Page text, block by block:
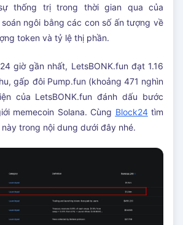
thống trị trong thời gian qua của
ngôi bằng các con số ấn tượng về
token và tỷ lệ thị phần.
giờ gần nhất, LetsBONK.fun đạt 1.16
gấp đôi Pump.fun (khoảng 471 nghìn
của LetsBONK.fun đánh dấu bước
memecoin Solana. Cùng Block24tìm
trong nội dung dưới đây nhé.